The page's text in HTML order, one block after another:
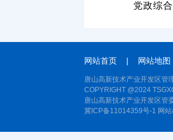
党政综
网站首页 | 网站地图
唐山高新技术产业开发区管
COPYRIGHT @2024
唐山高新技术产业开发区管
冀ICP备11014359号-1 网